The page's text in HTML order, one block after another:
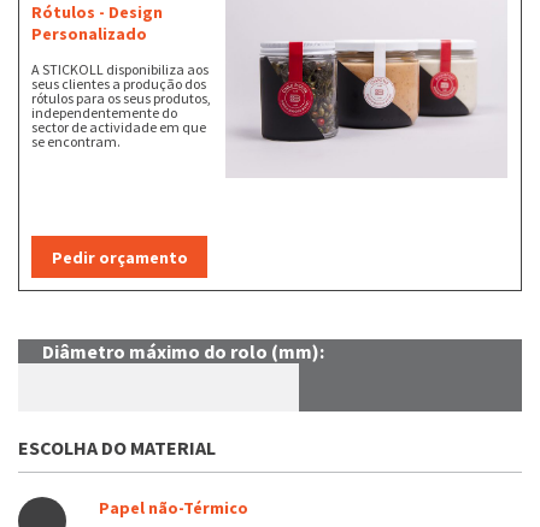
Rótulos - Design
Personalizado
A STICKOLL disponibiliza aos
seus clientes a produção dos
rótulos para os seus produtos,
independentemente do
sector de actividade em que
se encontram.
Pedir orçamento
Diâmetro máximo do rolo (mm):
ESCOLHA DO MATERIAL
Papel não-Térmico